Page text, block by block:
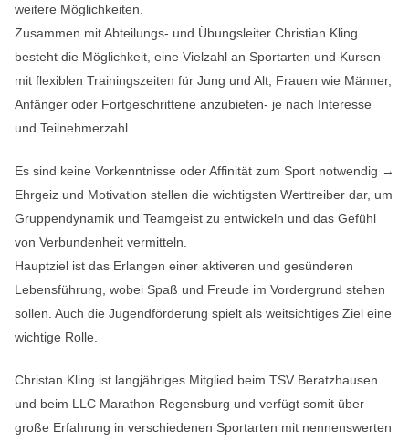
weitere Möglichkeiten.
Zusammen mit Abteilungs- und Übungsleiter Christian Kling
besteht die Möglichkeit, eine Vielzahl an Sportarten und Kursen
mit flexiblen Trainingszeiten für Jung und Alt, Frauen wie Männer,
Anfänger oder Fortgeschrittene anzubieten- je nach Interesse
und Teilnehmerzahl.
Es sind keine Vorkenntnisse oder Affinität zum Sport notwendig →
Ehrgeiz und Motivation stellen die wichtigsten Werttreiber dar, um
Gruppendynamik und Teamgeist zu entwickeln und das Gefühl
von Verbundenheit vermitteln.
Hauptziel ist das Erlangen einer aktiveren und gesünderen
Lebensführung, wobei Spaß und Freude im Vordergrund stehen
sollen. Auch die Jugendförderung spielt als weitsichtiges Ziel eine
wichtige Rolle.
Christan Kling ist langjähriges Mitglied beim TSV Beratzhausen
und beim LLC Marathon Regensburg und verfügt somit über
große Erfahrung in verschiedenen Sportarten mit nennenswerten